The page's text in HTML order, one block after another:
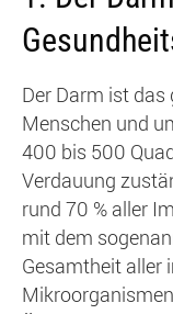
Der Darm ist das
Menschen und
400 bis 500
Verdauung
rund 70 % aller
mit dem
Gesamtheit aller